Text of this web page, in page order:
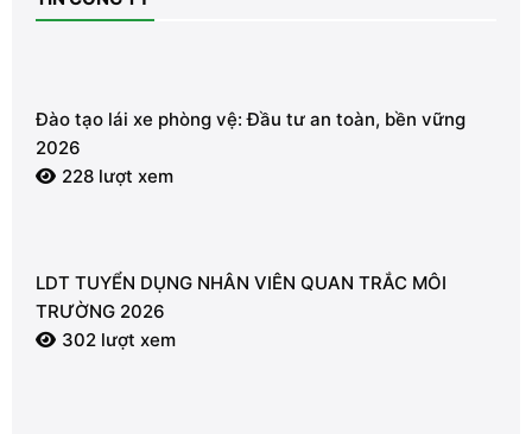
Đào tạo lái xe phòng vệ: Đầu tư an toàn, bền vững
2026
228 lượt xem
LDT TUYỂN DỤNG NHÂN VIÊN QUAN TRẮC MÔI
TRƯỜNG 2026
302 lượt xem